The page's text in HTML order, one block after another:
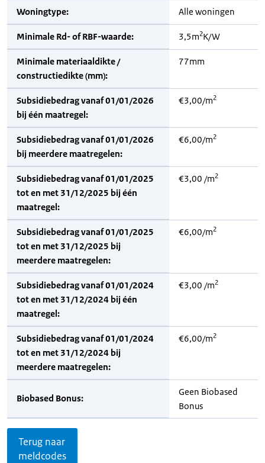
Woningtype: Alle woningen
Minimale Rd- of RBF-waarde: 3,5m2K/W
Minimale materiaaldikte /
constructiedikte (mm):
77mm
Subsidiebedrag vanaf 01/01/2026
bij één maatregel:
€3,00/m2
Subsidiebedrag vanaf 01/01/2026
bij meerdere maatregelen:
€6,00/m2
Subsidiebedrag vanaf 01/01/2025
tot en met 31/12/2025 bij één
maatregel:
€3,00 /m2
Subsidiebedrag vanaf 01/01/2025
tot en met 31/12/2025 bij
meerdere maatregelen:
€6,00/m2
Subsidiebedrag vanaf 01/01/2024
tot en met 31/12/2024 bij één
maatregel:
€3,00 /m2
Subsidiebedrag vanaf 01/01/2024
tot en met 31/12/2024 bij
meerdere maatregelen:
€6,00/m2
Biobased Bonus:
Geen Biobased
Bonus
Terug naar
meldcodes